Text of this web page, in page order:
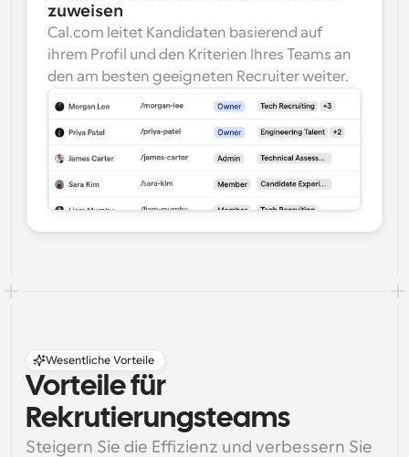
zuweisen
Cal.com leitet Kandidaten basierend auf
ihrem Profil und den Kriterien Ihres Teams an
den am besten geeigneten Recruiter weiter.
Wesentliche Vorteile
Vorteile für
Rekrutierungsteams
Steigern Sie die Effizienz und verbessern Sie